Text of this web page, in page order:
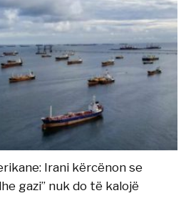
Irani kërcënon se
gazi” nuk do të kalojë